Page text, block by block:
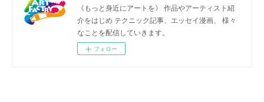
《もっと身近にアートを》 作品やアーティスト紹
介をはじめ テクニック記事、エッセイ漫画、 様々
なことを配信していきます。
フォロー